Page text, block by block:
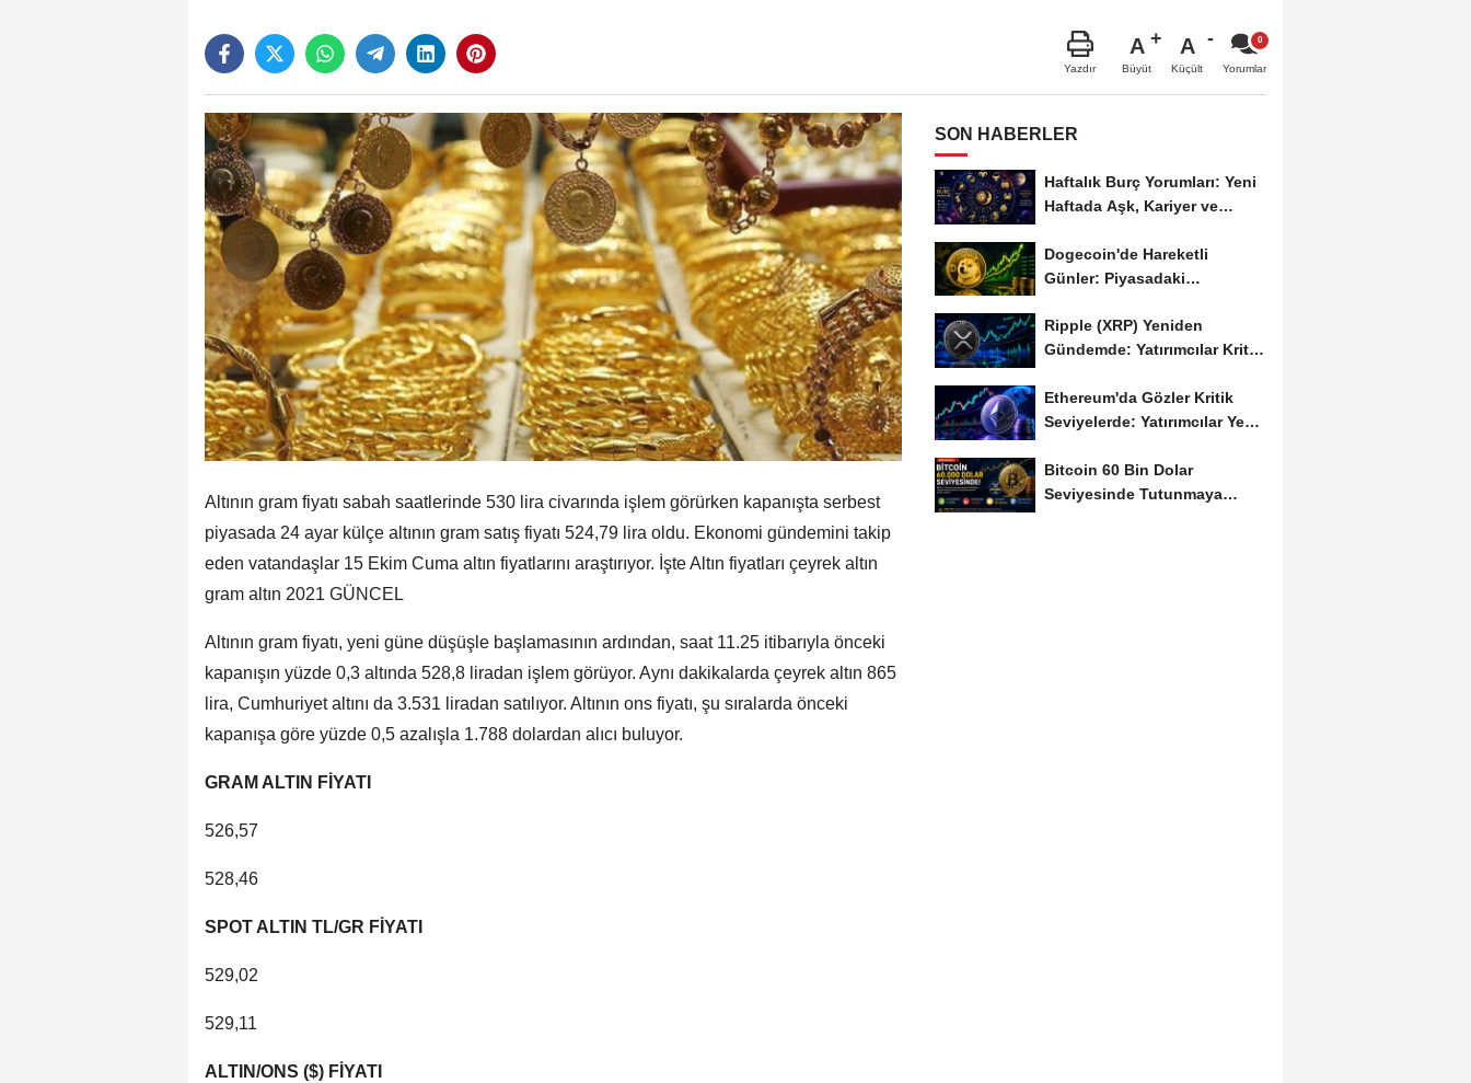
Yazdır
A
Büyüt
A
Küçült Yorumlar
Altının gram fiyatı sabah saatlerinde 530 lira civarında işlem görürken kapanışta serbest
piyasada 24 ayar külçe altının gram satış fiyatı 524,79 lira oldu. Ekonomi gündemini takip
eden vatandaşlar 15 Ekim Cuma altın fiyatlarını araştırıyor. İşte Altın fiyatları çeyrek altın
gram altın 2021 GÜNCEL
Altının gram fiyatı, yeni güne düşüşle başlamasının ardından, saat 11.25 itibarıyla önceki
kapanışın yüzde 0,3 altında 528,8 liradan işlem görüyor. Aynı dakikalarda çeyrek altın 865
lira, Cumhuriyet altını da 3.531 liradan satılıyor. Altının ons fiyatı, şu sıralarda önceki
kapanışa göre yüzde 0,5 azalışla 1.788 dolardan alıcı buluyor.
GRAM ALTIN FİYATI
526,57
528,46
SPOT ALTIN TL/GR FİYATI
529,02
529,11
ALTIN/ONS ($) FİYATI
SON HABERLER
Haftalık Burç Yorumları: Yeni
Haftada Aşk, Kariyer ve
Dogecoin'de Hareketli
Günler: Piyasadaki
de...
Ripple (XRP) Yeniden
Gündemde: Yatırımcılar Kritik
Ethereum'da Gözler Kritik
Seviyelerde: Yatırımcılar Yeni
Bitcoin 60 Bin Dolar
Seviyesinde Tutunmaya